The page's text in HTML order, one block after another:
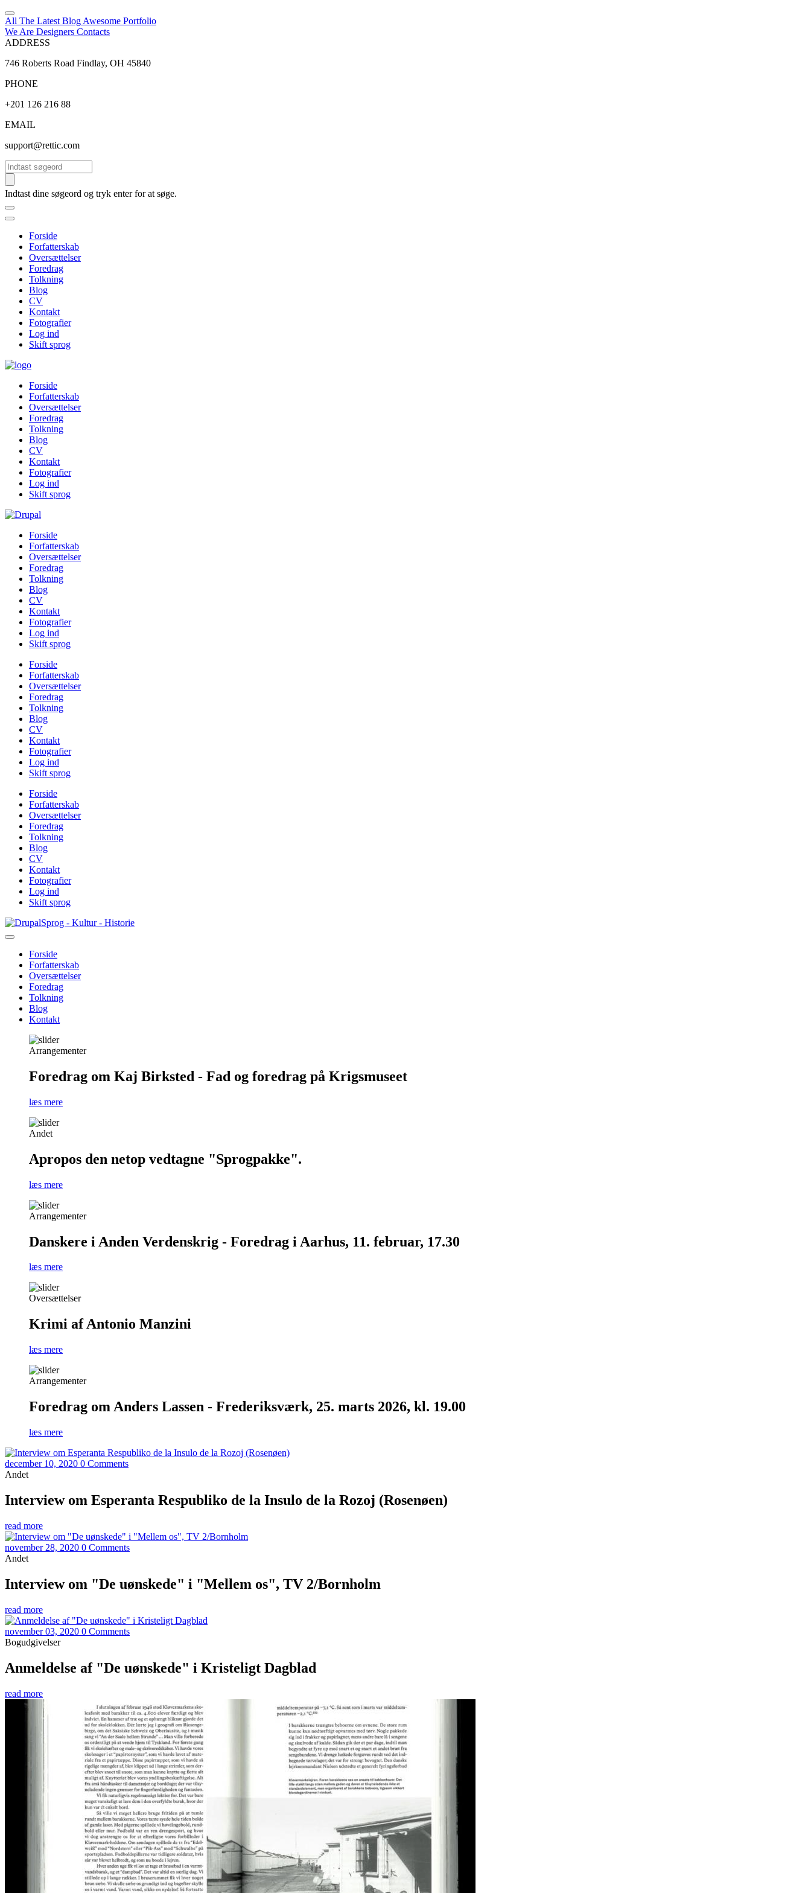
All The Latest Blog Awesome Portfolio
We Are Designers Contacts
ADDRESS
746 Roberts Road Findlay, OH 45840
PHONE
+201 126 216 88
EMAIL
support@rettic.com
Søg
Indtast dine søgeord og tryk enter for at søge.
Forside
Forfatterskab
Oversættelser
Foredrag
Tolkning
Blog
CV
Kontakt
Fotografier
Log ind
Skift sprog
Forside
Forfatterskab
Oversættelser
Foredrag
Tolkning
Blog
CV
Kontakt
Fotografier
Log ind
Skift sprog
Forside
Forfatterskab
Oversættelser
Foredrag
Tolkning
Blog
CV
Kontakt
Fotografier
Log ind
Skift sprog
Forside
Forfatterskab
Oversættelser
Foredrag
Tolkning
Blog
CV
Kontakt
Fotografier
Log ind
Skift sprog
Forside
Forfatterskab
Oversættelser
Foredrag
Tolkning
Blog
CV
Kontakt
Fotografier
Log ind
Skift sprog
Gå
til
Sprog - Kultur - Historie
Primær
navigation
Forside
Forfatterskab
Oversættelser
Foredrag
Tolkning
Blog
Kontakt
Arrangementer
Foredrag om Kaj Birksted - Fad og foredrag på Krigsmuseet
læs mere
Andet
Apropos den netop vedtagne "Sprogpakke".
læs mere
Arrangementer
Danskere i Anden Verdenskrig - Foredrag i Aarhus, 11. februar, 17.30
læs mere
Oversættelser
Krimi af Antonio Manzini
læs mere
Arrangementer
Foredrag om Anders Lassen - Frederiksværk, 25. marts 2026, kl. 19.00
læs mere
december 10, 2020 0 Comments
Andet
Interview om Esperanta Respubliko de la Insulo de la Rozoj (Rosenøen)
read more
november 28, 2020 0 Comments
Andet
Interview om "De uønskede" i "Mellem os", TV 2/Bornholm
read more
november 03, 2020 0 Comments
Bogudgivelser
Anmeldelse af "De uønskede" i Kristeligt Dagblad
read more